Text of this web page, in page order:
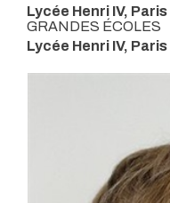
Lycée Henri IV, Paris
GRANDES ÉCOLES
Lycée Henri IV, Paris